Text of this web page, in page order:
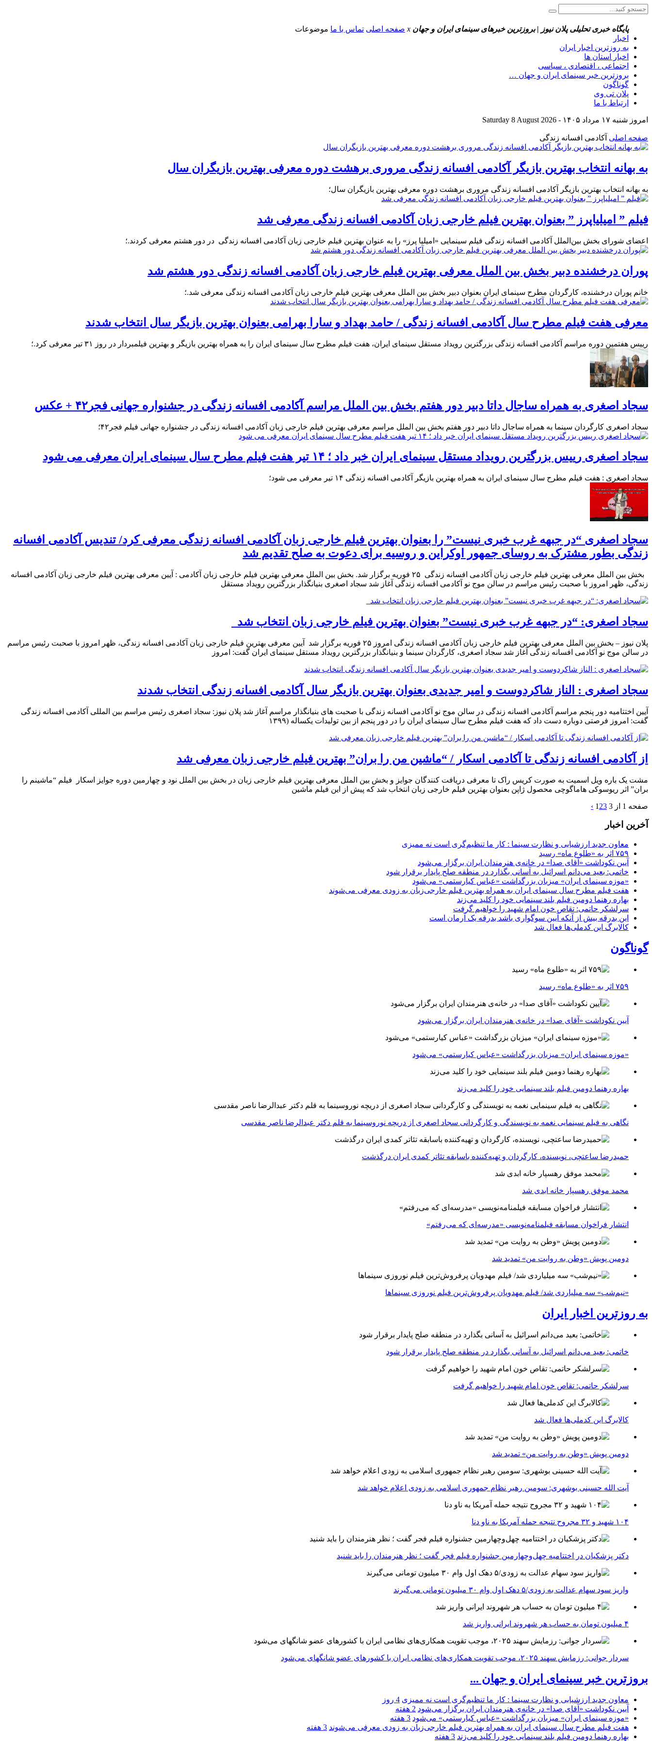
پایگاه خبری تحلیلی پلان نیوز | بروزترین خبرهای سینمای ایران و جهان x صفحه اصلی تماس با ما موضوعات
اخبار
به روزترین اخبار ایران
اخبار استان ها
اجتماعی ، اقتصادی ، سیاسی
بروزترین خبر سینمای ایران و جهان …
گوناگون
پلان تی وی
ارتباط با ما
امروز شنبه ۱۷ مرداد ۱۴۰۵ - Saturday 8 August 2026
صفحه اصلی آکادمی افسانه زندگی
به بهانه انتخاب بهترین بازیگر آکادمی افسانه زندگی مروری برهشت دوره معرفی بهترین بازیگران سال
به بهانه انتخاب بهترین بازیگر آکادمی افسانه زندگی مروری برهشت دوره معرفی بهترین بازیگران سال؛
فیلم ” امیلیاپرز ” بعنوان بهترین فیلم خارجی زبان آکادمی افسانه زندگی معرفی شد
اعضای شورای بخش بین‌الملل آکادمی افسانه زندگی فیلم سینمایی «امیلیا پرز» را به عنوان بهترین فیلم خارجی زبان آکادمی افسانه زندگی در دور هشتم معرفی کردند.؛
پوران درخشنده دبیر بخش بین الملل معرفی بهترین فیلم خارجی زبان آکادمی افسانه زندگی دور هشتم شد
خانم پوران درخشنده، کارگردان مطرح سینمای ایران بعنوان دبیر بخش بین الملل معرفی بهترین فیلم خارجی زبان آکادمی افسانه زندگی معرفی شد.؛
معرفی هفت فیلم مطرح سال آکادمی افسانه زندگی / حامد بهداد و سارا بهرامی بعنوان بهترین بازیگر سال انتخاب شدند
رییس هفتمین دوره مراسم آکادمی افسانه زندگی بزرگترین رویداد مستقل سینمای ایران، هفت فیلم مطرح سال سینمای ایران را به همراه بهترین بازیگر و بهترین فیلمبردار در روز ۳۱ تیر معرفی کرد.؛
سجاد اصغری به همراه ساجال داتا دبیر دور هفتم بخش بین الملل مراسم آکادمی افسانه زندگی در جشنواره جهانی فجر۴۲ + عکس
سجاد اصغری کارگردان سینما به همراه ساجال داتا دبیر دور هفتم بخش بین الملل مراسم معرفی بهترین فیلم خارجی زبان آکادمی افسانه زندگی در جشنواره جهانی فیلم فجر۴۲؛
سجاد اصغری رییس بزرگترین رویداد مستقل سینمای ایران خبر داد ؛ ۱۴ تیر هفت فیلم مطرح سال سینمای ایران معرفی می شود
سجاد اصغری : هفت فیلم مطرح سال سینمای ایران به همراه بهترین بازیگر آکادمی افسانه زندگی ۱۴ تیر معرفی می شود؛
سجاد اصغری “در جبهه غرب خبری نیست” را بعنوان بهترین فیلم خارجی زبان آکادمی افسانه زندگی معرفی کرد/ تندیس آکادمی افسانه
زندگی بطور مشترک به روسای جمهور اوکراین و روسیه برای دعوت به صلح تقدیم شد
بخش بین الملل معرفی بهترین فیلم خارجی زبان آکادمی افسانه زندگی ۲۵ فوریه برگزار شد. بخش بین الملل معرفی بهترین فیلم خارجی زبان آکادمی : آیین معرفی بهترین فیلم خارجی زبان آکادمی افسانه
زندگی، ظهر امروز با صحبت رئیس مراسم در سالن موج نو آکادمی افسانه زندگی آغاز شد سجاد اصغری بنیانگذار بزرگترین رویداد مستقل
سجاد اصغری: “در جبهه غرب خبری نیست” بعنوان بهترین فیلم خارجی زبان انتخاب شد
پلان نیوز – بخش بین الملل معرفی بهترین فیلم خارجی زبان آکادمی افسانه زندگی امروز ۲۵ فوریه برگزار شد آیین معرفی بهترین فیلم خارجی زبان آکادمی افسانه زندگی، ظهر امروز با صحبت رئیس مراسم
در سالن موج نو آکادمی افسانه زندگی آغاز شد سجاد اصغری، کارگردان سینما و بنیانگذار بزرگترین رویداد مستقل سینمای ایران گفت: امروز
سجاد اصغری : الناز شاکردوست و امیر جدیدی بعنوان بهترین بازیگر سال آکادمی افسانه زندگی انتخاب شدند
آیین اختتامیه دور پنجم مراسم آکادمی افسانه زندگی در سالن موج نو آکادمی افسانه زندگی با صحبت های بنیانگذار مراسم آغاز شد پلان نیوز: سجاد اصغری رئیس مراسم بین المللی آکادمی افسانه زندگی
گفت: امروز فرصتی دوباره دست داد که هفت فیلم مطرح سال سینمای ایران را در دور پنجم از بین تولیدات یکساله (۱۳۹۹
از آکادمی افسانه زندگی تا آکادمی اسکار / “ماشین من را بران” بهترین فیلم خارجی زبان معرفی شد
مشت یک باره ویل اسمیت به صورت کریس راک تا معرفی دریافت کنندگان جوایز و بخش بین الملل معرفی بهترین فیلم خارجی زبان در بخش بین الملل نود و چهارمین دوره جوایز اسکار فیلم “ماشینم را
بران” اثر ریوسوکی هاماگوچی محصول ژاپن بعنوان بهترین فیلم خارجی زبان انتخاب شد که پیش از این فیلم ماشین
صفحه 1 از 3 1 23
›
آخرین اخبار
معاون جدید ارزشیابی و نظارت سینما : کار ما تنظیم‌گری است نه ممیزی
۷۵۹ اثر به «طلوع ماه» رسید
آیین نکوداشت «آقای صدا» در خانه‌ی هنرمندان ایران برگزار می‌شود
خاتمی: بعید می‌دانم اسرائیل به آسانی بگذارد در منطقه صلح پایدار برقرار شود
«موزه سینمای ایران» میزبان بزرگداشت «عباس کیارستمی» می‌شود
هفت فیلم مطرح سال سینمای ایران به همراه بهترین فیلم خارجی‌زبان به زودی معرفی می‌شوند
بهاره رهنما دومین فیلم بلند سینمایی خود را کلید می‌زند
سرلشکر حاتمی: تقاص خون امام شهید را خواهیم گرفت
این بدرقه بیش از آنکه آیین سوگواری باشد بدرقه یک آرمان است
کالابرگ این کدملی‌ها فعال شد
گوناگون
۷۵۹ اثر به «طلوع ماه» رسید
آیین نکوداشت «آقای صدا» در خانه‌ی هنرمندان ایران برگزار می‌شود
«موزه سینمای ایران» میزبان بزرگداشت «عباس کیارستمی» می‌شود
بهاره رهنما دومین فیلم بلند سینمایی خود را کلید می‌زند
نگاهی به فیلم سینمایی نغمه به نویسندگی و کارگردانی سجاد اصغری از دریچه نوروسینما به قلم دکتر عبدالرضا ناصر مقدسی
حمیدرضا ساعتچی، نویسنده، کارگردان و تهیه‌کننده باسابقه تئاتر کمدی ایران درگذشت
محمد موفق رهسپار خانه ابدی شد
انتشار فراخوان مسابقه فیلمنامه‌نویسی «مدرسه‌ای که می‌رفتم»
دومین پویش «وطن به روایت من» تمدید شد
«نیم‌شب» سه میلیاردی شد/ فیلم مهدویان پرفروش‌ترین فیلم نوروزی سینماها
به روزترین اخبار ایران
خاتمی: بعید می‌دانم اسرائیل به آسانی بگذارد در منطقه صلح پایدار برقرار شود
سرلشکر حاتمی: تقاص خون امام شهید را خواهیم گرفت
کالابرگ این کدملی‌ها فعال شد
دومین پویش «وطن به روایت من» تمدید شد
آیت الله حسینی بوشهری: سومین رهبر نظام جمهوری اسلامی به زودی اعلام خواهد شد
۱۰۴ شهید و ۳۲ مجروح نتیجه حمله آمریکا به ناو دنا
دکتر پزشکیان در اختتامیه چهل‌وچهارمین جشنواره فیلم فجر گفت ؛ نظر هنرمندان را باید شنید
واریز سود سهام عدالت به زودی/۵ دهک اول وام ۳۰ میلیون تومانی می‌گیرند
۴ میلیون تومان به حساب هر شهروند ایرانی واریز شد
سردار جوانی: رزمایش سهند ۲۰۲۵، موجب تقویت همکاری‌های نظامی ایران با کشور‌های عضو شانگهای می‌شود
بروزترین خبر سینمای ایران و جهان ...
معاون جدید ارزشیابی و نظارت سینما : کار ما تنظیم‌گری است نه ممیزی 4 روز
آیین نکوداشت «آقای صدا» در خانه‌ی هنرمندان ایران برگزار می‌شود 2 هفته
«موزه سینمای ایران» میزبان بزرگداشت «عباس کیارستمی» می‌شود 3 هفته
هفت فیلم مطرح سال سینمای ایران به همراه بهترین فیلم خارجی‌زبان به زودی معرفی می‌شوند 3 هفته
بهاره رهنما دومین فیلم بلند سینمایی خود را کلید می‌زند 3 هفته